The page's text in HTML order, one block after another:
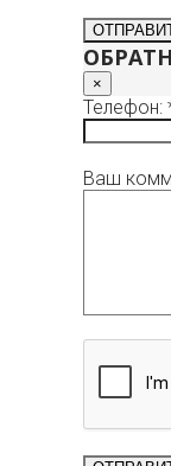
×
Телефон:
Ваш